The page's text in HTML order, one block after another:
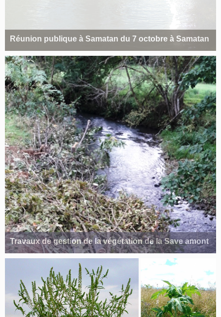
Réunion publique à Samatan du 7 octobre à Samatan
Travaux de gestion de la végétation de la Save amont